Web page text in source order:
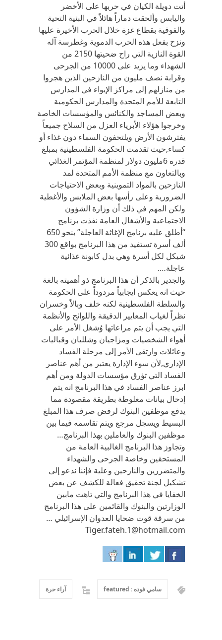
أتت دويلة الكيان في حربها على الأخضر
واليابس وألحقت دماراً هائلاً في البنية التحية
والفوقية بقطاع غزة خلال الحرب الأخيرة عليها
ونزح بفعل هذه الحرب الدموية وغطرسة آله
القوة النازية التي راح ضحيتها 2150 من
الشهداء وما يزيد على 10000 من الجرحى
وقرابة نصف مليون من النازحين الذين هجروا
من منازلهم إلى مراكز الإيواء في المدارس
التابعة للأمم المتحدة والمدارس الحكومية
وبعض المساجد والكنائس والمؤسسات الخاصة
وخرجوا هؤلاء الأبرياء العزل من السلاح جميعاً
يفترشون الأرض ويلتحفون السماء دون غذاء أو
كساء,حيث تقدمت الحكومة الفلسطينية بمبلغ
قدره 6مليون دولار لمنظمة المؤتمر الغذائي
وبالتعاون مع منظمة الأمم المتحدة لمد
النازحين بالمواد التموينية وبعض الاحتياجات
الضرورية وعلى رأسها بعض الملابس والأغطية
ولكن المهم في ذلك أن وزارة الشؤون
الاجتماعية والأشغال العامة نفذت برنامج
“أطلق عليه برنامج الإغاثة العاجلة” بنحو 650
ألف أسرة تستفيد من هذا البرنامج بواقع 300
شيكل لكل أسرة وهي بدل كابونة غذائية
عاجلة….
والجدير بالذكر أن هذا البرنامج ذو أهميته بالغة
حيث انه يعكس ايجابياً مردوداً على الحكومة
والسلطة الفلسطينية لكنه خلف وبالاً وخسران
نظراً لغياب المعايير الدقيقة واللوائح والأنظمة
التي يجب أن يتم مراعاتها وُشغل الأمر على
أهواء الشخصيات ومزاجيان وشلليان وقباليات
وعائلات وارتقى الأمر إلى مرحلة الفساد
الإداري,لأن سوء الإدارة يعتبر من أهم عناصر
الفساد التي تؤرق مؤسسات الدولة ومن أهم
ابرز عناصر الفساد في هذا البرنامج انه يتم
إدخال بيانات مغلوطة بطريقة مقصودة مما
يدفع موظفين البنوك لرفض صرف هذا المبلغ
البسيط ويسجل مرجع ويتم تقاسمه فيما بين
موظفين البنوك والعاملين بهذا البرنامج…
وتجاوز هذا البرنامج الغالبية العامة من
المستحقين وخاصة الجرحى والشهداء
والمتضررين والنازحين وعلية فإننا ندعو إلى
تشكيل لجنة تحقيق فعالة للكشف عن بعض
الخفايا في هذا البرنامج والتي تاهت مابين
الوزارتين والبنوك والقائمين على هذا البرنامج
من سرقة قوت ضحايا العدوان الإسرائيلي …
Tiger.fateh.1@hotmail.com
سامي فوده : featured آراء حرة